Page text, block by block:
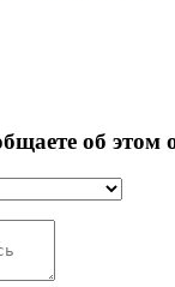
об этом